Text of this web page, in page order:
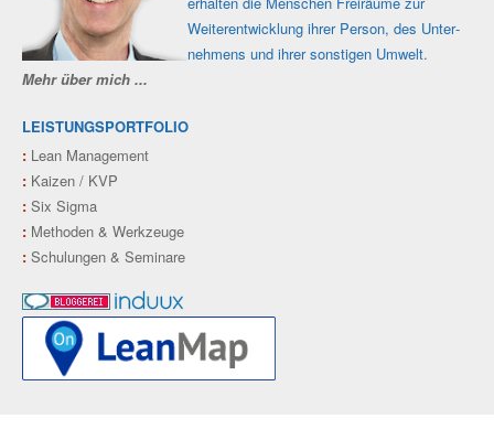
Weiter­ent­wicklung ihrer Person, des Unter­
nehmens und ihrer sons­tigen Umwelt.
Mehr über mich ...
LEISTUNGSPORTFOLIO
: Lean Management
: Kaizen / KVP
: Six Sigma
: Methoden & Werkzeuge
: Schulungen & Seminare